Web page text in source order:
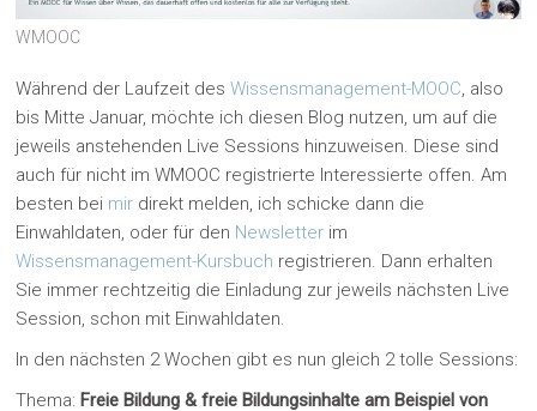
WMOOC
Während der Laufzeit desWissensmanagement-MOOC, also
bis Mitte Januar, möchte ich diesen Blog nutzen, um auf die
jeweils anstehenden Live Sessions hinzuweisen. Diese sind
auch für nicht im WMOOC registrierte Interessierte offen. Am
besten bei mir direkt melden, ich schicke dann die
Einwahldaten, oder für den Newsletter im
Wissensmanagement-Kursbuch registrieren. Dann erhalten
Sie immer rechtzeitig die Einladung zur jeweils nächsten Live
Session, schon mit Einwahldaten.
In den nächsten 2 Wochen gibt es nun gleich 2 tolle Sessions:
Thema: Freie Bildung & freie Bildungsinhalte am Beispiel von